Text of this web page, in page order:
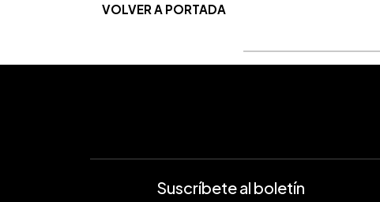
VOLVER A PORTADA
Suscríbete al boletín